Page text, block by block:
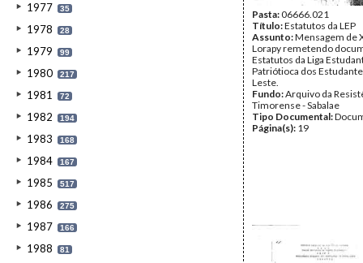
1977 35
1978 28
1979 99
1980 217
1981 72
1982 194
1983 168
1984 167
1985 517
1986 275
1987 166
1988 81
Pasta:06666.021
Título:Estatutos da LEP
Assunto:Mensagem de
Lorapy remetendo
Estatutos da Liga
Patriótioca dos
Leste.
Fundo:Arquivo da
Timorense - Sabalae
Tipo Documental:
Página(s): 19